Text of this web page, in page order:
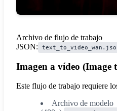
Archivo de flujo de trabajo
JSON:
Imagen a vídeo (Image
Este flujo de trabajo requiere
Archivo de modelo